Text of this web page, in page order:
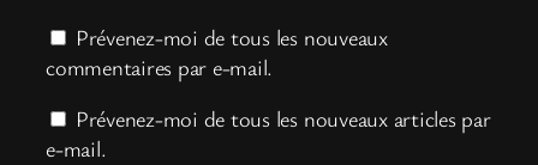
Prévenez-moi de tous les nouveaux
commentaires par e-mail.
Prévenez-moi de tous les nouveaux articles par
e-mail.